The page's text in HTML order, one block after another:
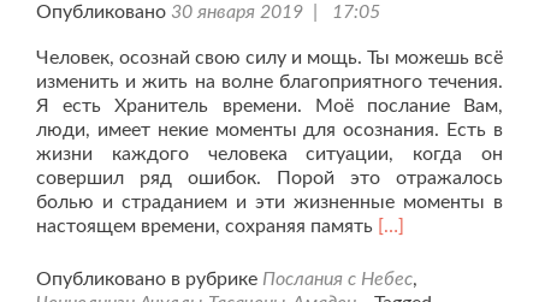
Опубликовано 30 января 2019 | 17:05
Человек, осознай свою силу и мощь. Ты можешь всё
изменить и жить на волне благоприятного течения.
Я есть Хранитель времени. Моё послание Вам,
люди, имеет некие моменты для осознания. Есть в
жизни каждого человека ситуации, когда он
совершил ряд ошибок. Порой это отражалось
болью и страданием и эти жизненные моменты в
настоящем времени, сохраняя память Читать
проПослание
Хранителя
[…]
Опубликовано в рубрике Послания с Небес,